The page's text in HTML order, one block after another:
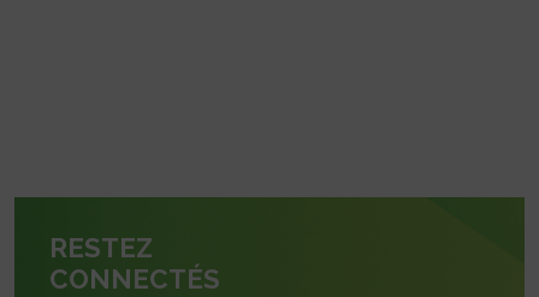
RESTEZ
CONNECTÉS